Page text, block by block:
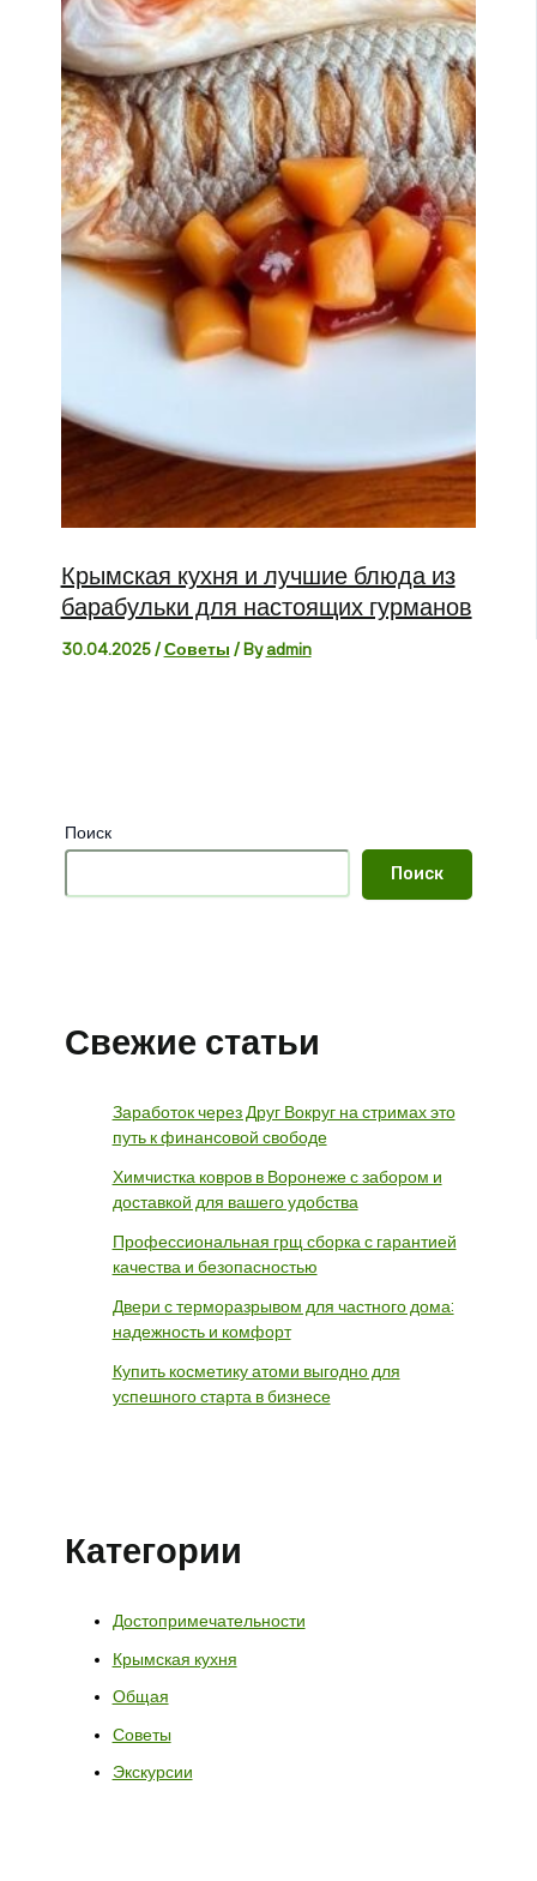
Крымская кухня и лучшие блюда из
барабульки для настоящих гурманов
30.04.2025/Советы / Byadmin
Поиск
Поиск
Свежие статьи
Заработок через Друг Вокруг на стримах это
путь к финансовой свободе
Химчистка ковров в Воронеже с забором и
доставкой для вашего удобства
Профессиональная грщ сборка с гарантией
качества и безопасностью
Двери с терморазрывом для частного дома:
надежность и комфорт
Купить косметику атоми выгодно для
успешного старта в бизнесе
Категории
Достопримечательности
Крымская кухня
Общая
Советы
Экскурсии